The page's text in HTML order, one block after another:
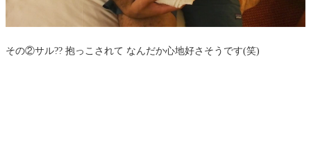
その②サル?? 抱っこされて なんだか心地好さそうです(笑)